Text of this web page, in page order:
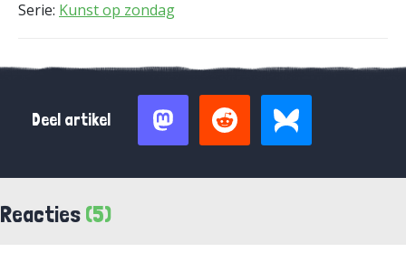
Serie: Kunst op zondag
Deel artikel
Reacties (5)